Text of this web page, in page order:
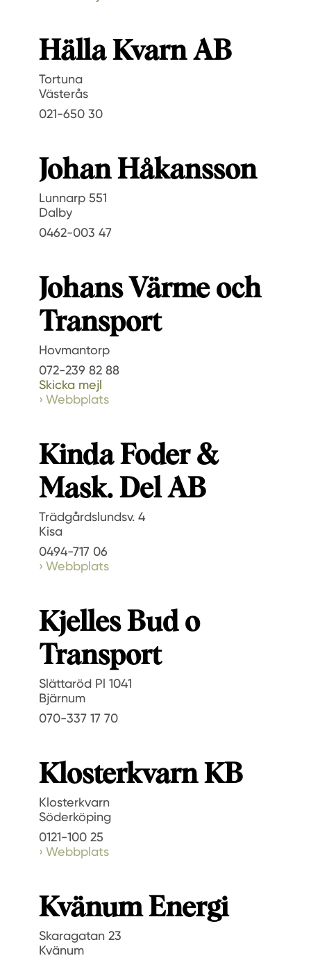
Hälla Kvarn AB
Tortuna
Västerås
021-650 30
Johan Håkansson
Lunnarp 551
Dalby
0462-003 47
Johans Värme och
Transport
Hovmantorp
072-239 82 88
Skicka mejl
Webbplats
Kinda Foder &
Mask. Del AB
Trädgårdslundsv. 4
Kisa
0494-717 06
Webbplats
Kjelles Bud o
Transport
Slättaröd Pl 1041
Bjärnum
070-337 17 70
Klosterkvarn KB
Klosterkvarn
Söderköping
0121-100 25
Webbplats
Kvänum Energi
Skaragatan 23
Kvänum